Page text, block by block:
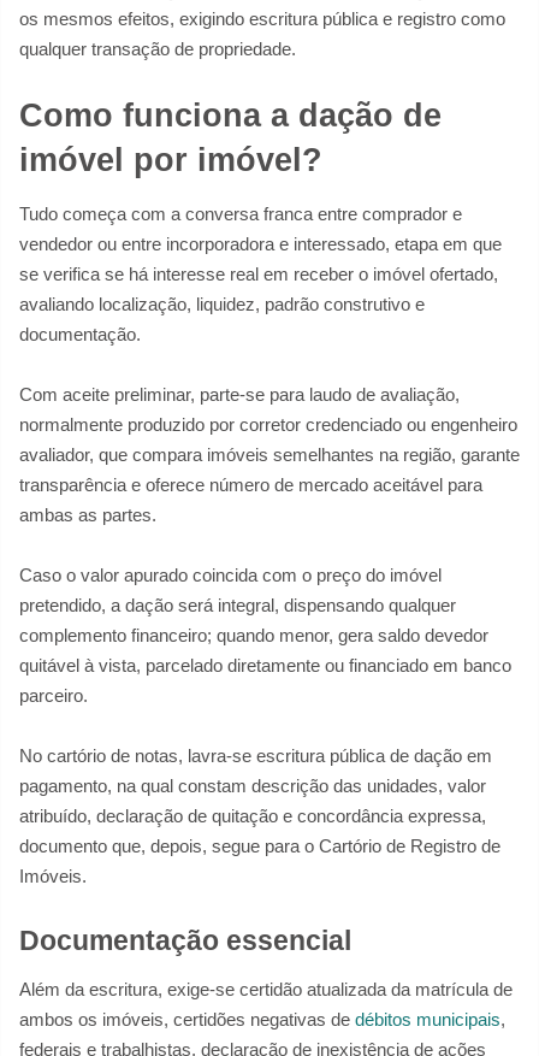
os mesmos efeitos, exigindo escritura pública e registro como
qualquer transação de propriedade.
Como funciona a dação de
imóvel por imóvel?
Tudo começa com a conversa franca entre comprador e
vendedor ou entre incorporadora e interessado, etapa em que
se verifica se há interesse real em receber o imóvel ofertado,
avaliando localização, liquidez, padrão construtivo e
documentação.
Com aceite preliminar, parte‑se para laudo de avaliação,
normalmente produzido por corretor credenciado ou engenheiro
avaliador, que compara imóveis semelhantes na região, garante
transparência e oferece número de mercado aceitável para
ambas as partes.
Caso o valor apurado coincida com o preço do imóvel
pretendido, a dação será integral, dispensando qualquer
complemento financeiro; quando menor, gera saldo devedor
quitável à vista, parcelado diretamente ou financiado em banco
parceiro.
No cartório de notas, lavra‑se escritura pública de dação em
pagamento, na qual constam descrição das unidades, valor
atribuído, declaração de quitação e concordância expressa,
documento que, depois, segue para o Cartório de Registro de
Imóveis.
Documentação essencial
Além da escritura, exige‑se certidão atualizada da matrícula de
ambos os imóveis, certidões negativas de débitos municipais,
federais e trabalhistas, declaração de inexistência de ações